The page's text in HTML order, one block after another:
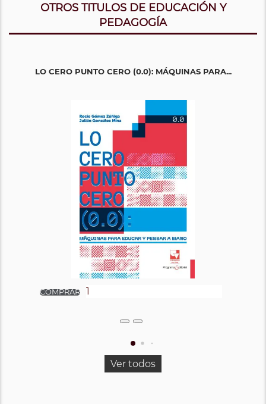
OTROS TITULOS DE EDUCACIÓN Y
PEDAGOGÍA
LO CERO PUNTO CERO (0.0): MÁQUINAS PARA...
Ver todos